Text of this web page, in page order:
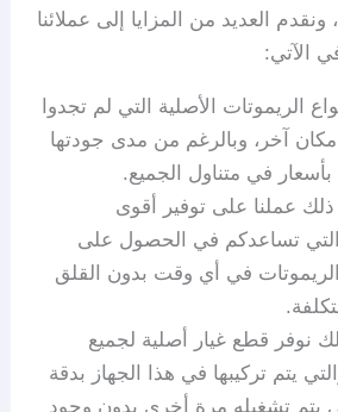
العديد من المزايا إلى عملائنا
الآتي:
الريموتات الأصلية التي لم تجدوا
آخر، وبالرغم من مدى جودتها
بأسعار في متناول الجميع.
ذلك عملنا على توفير أقوى
تساعدكم في الحصول على
في أي وقت بدون القلق
نوفر قطع غيار أصلية لجميع
يتم تركيبها في هذا الجهاز بدقة
يتم تشغيله مرة أخرى بدون وجود